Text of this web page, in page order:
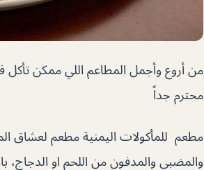
من أروع وأجمل المطاعم اللي ممكن تأكل
محترم جداً
مطعم للمأكولات اليمنية مطعم لعشاق
والمضبي والمدفون من اللحم او الدجاج،